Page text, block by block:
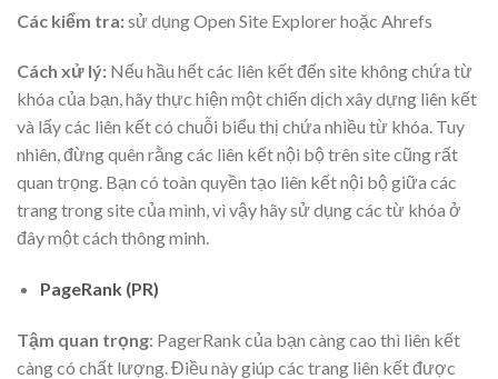
Các kiểm tra:sử dụng Open Site Explorer hoặc Ahrefs
Cách xử lý: Nếu hầu hết các liên kết đến site không chứa từ
khóa của bạn, hãy thực hiện một chiến dịch xây dựng liên kết
và lấy các liên kết có chuỗi biểu thị chứa nhiều từ khóa. Tuy
nhiên, đừng quên rằng các liên kết nội bộ trên site cũng rất
quan trọng. Bạn có toàn quyền tạo liên kết nội bộ giữa các
trang trong site của mình, vì vậy hãy sử dụng các từ khóa ở
đây một cách thông minh.
PageRank (PR)
Tậm quan trọng: PagerRank của bạn càng cao thì liên kết
càng có chất lượng. Điều này giúp các trang liên kết được